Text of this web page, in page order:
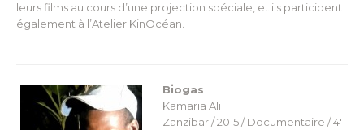
leurs films au cours d’une projection spéciale, et ils participent
également à l’Atelier KinOcéan.
Biogas
Kamaria Ali
Zanzibar / 2015 / Documentaire / 4′